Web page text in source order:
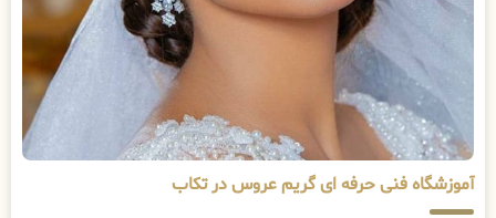
آموزشگاه فنی حرفه ای گریم عروس در تکاب